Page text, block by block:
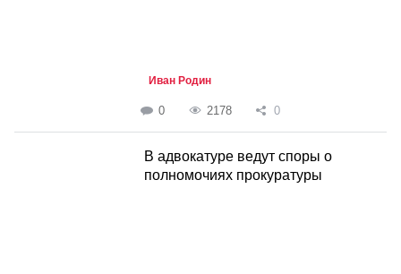
Иван Родин
0 2178 0
В адвокатуре ведут споры о
полномочиях прокуратуры